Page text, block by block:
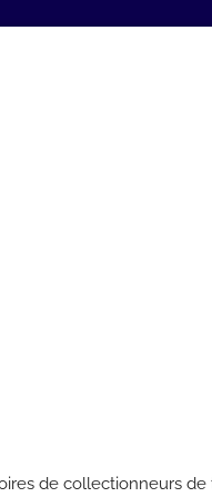
de collectionneurs